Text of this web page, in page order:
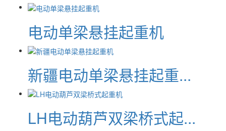
电动单梁悬挂起重机
新疆电动单梁悬挂起重...
LH电动葫芦双梁桥式起...